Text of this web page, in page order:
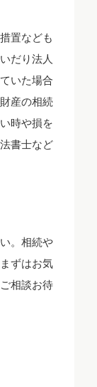
置なども
だり法人
いた場合
産の相続
時や損を
書士など
。相続や
ずはお気
相談お待